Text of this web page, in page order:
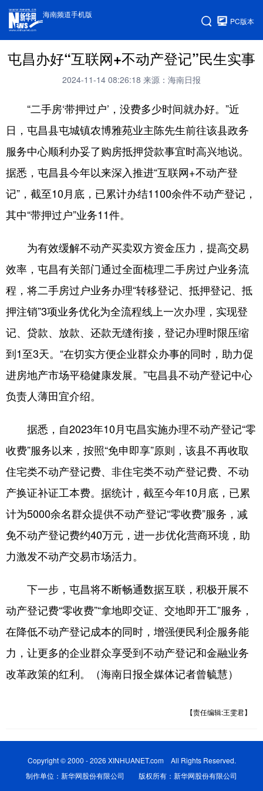
海南频道手机版
PC版本
屯昌办好“互联网+不动产登记”民生实事
2024-11-14 08:26:18 来源：海南日报
“二手房‘带押过户’，没费多少时间就办好。”近
日，屯昌县屯城镇农博雅苑业主陈先生前往该县政务
服务中心顺利办妥了购房抵押贷款事宜时高兴地说。
据悉，屯昌县今年以来深入推进“互联网+不动产登
记”，截至10月底，已累计办结1100余件不动产登记，
其中“带押过户”业务11件。
为有效缓解不动产买卖双方资金压力，提高交易
效率，屯昌有关部门通过全面梳理二手房过户业务流
程，将二手房过户业务办理“转移登记、抵押登记、抵
押注销”3项业务优化为全流程线上一次办理，实现登
记、贷款、放款、还款无缝衔接，登记办理时限压缩
到1至3天。“在切实方便企业群众办事的同时，助力促
进房地产市场平稳健康发展。”屯昌县不动产登记中心
负责人薄田宜介绍。
据悉，自2023年10月屯昌实施办理不动产登记“零
收费”服务以来，按照“免申即享”原则，该县不再收取
住宅类不动产登记费、非住宅类不动产登记费、不动
产换证补证工本费。据统计，截至今年10月底，已累
计为5000余名群众提供不动产登记“零收费”服务，减
免不动产登记费约40万元，进一步优化营商环境，助
力激发不动产交易市场活力。
下一步，屯昌将不断畅通数据互联，积极开展不
动产登记费“零收费”“拿地即交证、交地即开工”服务，
在降低不动产登记成本的同时，增强便民利企服务能
力，让更多的企业群众享受到不动产登记和金融业务
改革政策的红利。（海南日报全媒体记者曾毓慧）
【责任编辑:王雯君】
Copyright © 2000 - 2026 XINHUANET.com All Rights Reserved.
制作单位：新华网股份有限公司 版权所有：新华网股份有限公司